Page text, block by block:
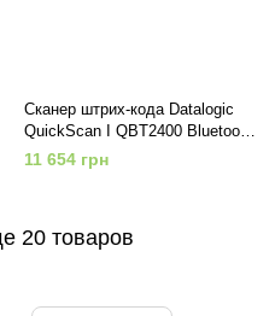
Сканер штрих-кода Datalogic
QuickScan I QBT2400 Bluetooth
(QBT2430-BK-BTK1)
11 654 грн
20 товаров